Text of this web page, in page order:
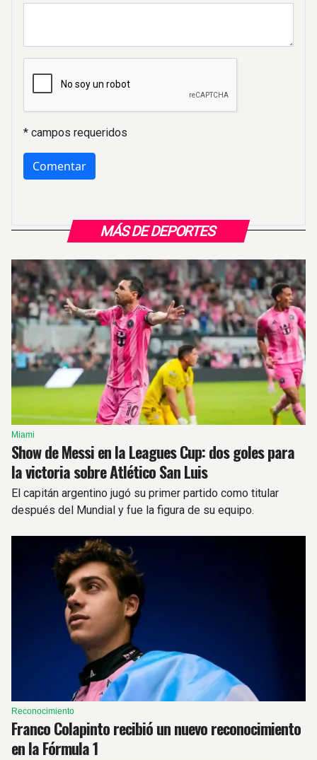
MÁS DE DEPORTES
Miami
Show de Messi en la Leagues Cup: dos goles para
la victoria sobre Atlético San Luis
El capitán argentino jugó su primer partido como titular
después del Mundial y fue la figura de su equipo.
Reconocimiento
Franco Colapinto recibió un nuevo reconocimiento
en la Fórmula 1
* campos requeridos